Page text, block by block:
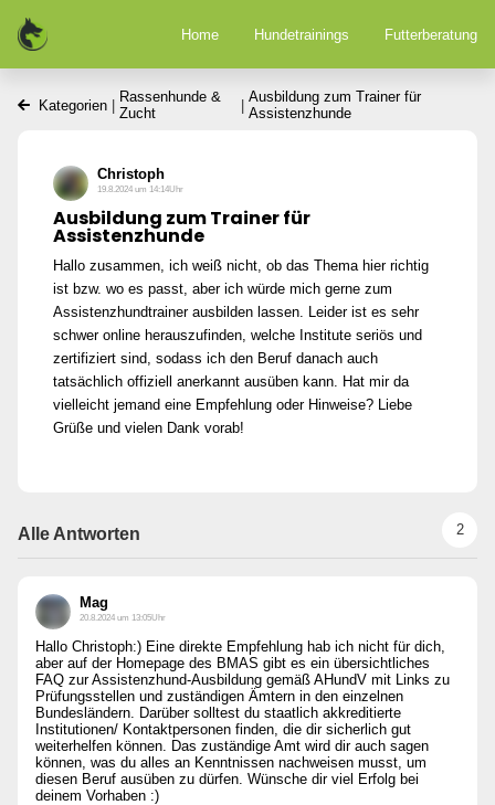
Home Hundetrainings Futterberatung
Kategorien | Rassenhunde &
Zucht
| Ausbildung zum Trainer für
Assistenzhunde
Christoph
19.8.2024 um 14:14Uhr
Ausbildung zum Trainer für
Assistenzhunde
Hallo zusammen, ich weiß nicht, ob das Thema hier richtig
ist bzw. wo es passt, aber ich würde mich gerne zum
Assistenzhundtrainer ausbilden lassen. Leider ist es sehr
schwer online herauszufinden, welche Institute seriös und
zertifiziert sind, sodass ich den Beruf danach auch
tatsächlich offiziell anerkannt ausüben kann. Hat mir da
vielleicht jemand eine Empfehlung oder Hinweise? Liebe
Grüße und vielen Dank vorab!
Alle Antworten 2
Mag
20.8.2024 um 13:05Uhr
Hallo Christoph:) Eine direkte Empfehlung hab ich nicht für dich,
aber auf der Homepage des BMAS gibt es ein übersichtliches
FAQ zur Assistenzhund-Ausbildung gemäß AHundV mit Links zu
Prüfungsstellen und zuständigen Ämtern in den einzelnen
Bundesländern. Darüber solltest du staatlich akkreditierte
Institutionen/ Kontaktpersonen finden, die dir sicherlich gut
weiterhelfen können. Das zuständige Amt wird dir auch sagen
können, was du alles an Kenntnissen nachweisen musst, um
diesen Beruf ausüben zu dürfen. Wünsche dir viel Erfolg bei
deinem Vorhaben :)